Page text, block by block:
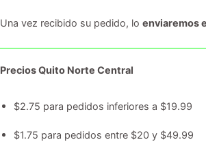
Una vez recibido su pedido, lo enviaremos
Precios Quito Norte Central
$2.75 para pedidos inferiores a $19.99
$1.75 para pedidos entre $20 y $49.99